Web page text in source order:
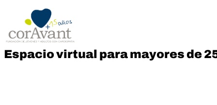
Espacio virtual para mayores de